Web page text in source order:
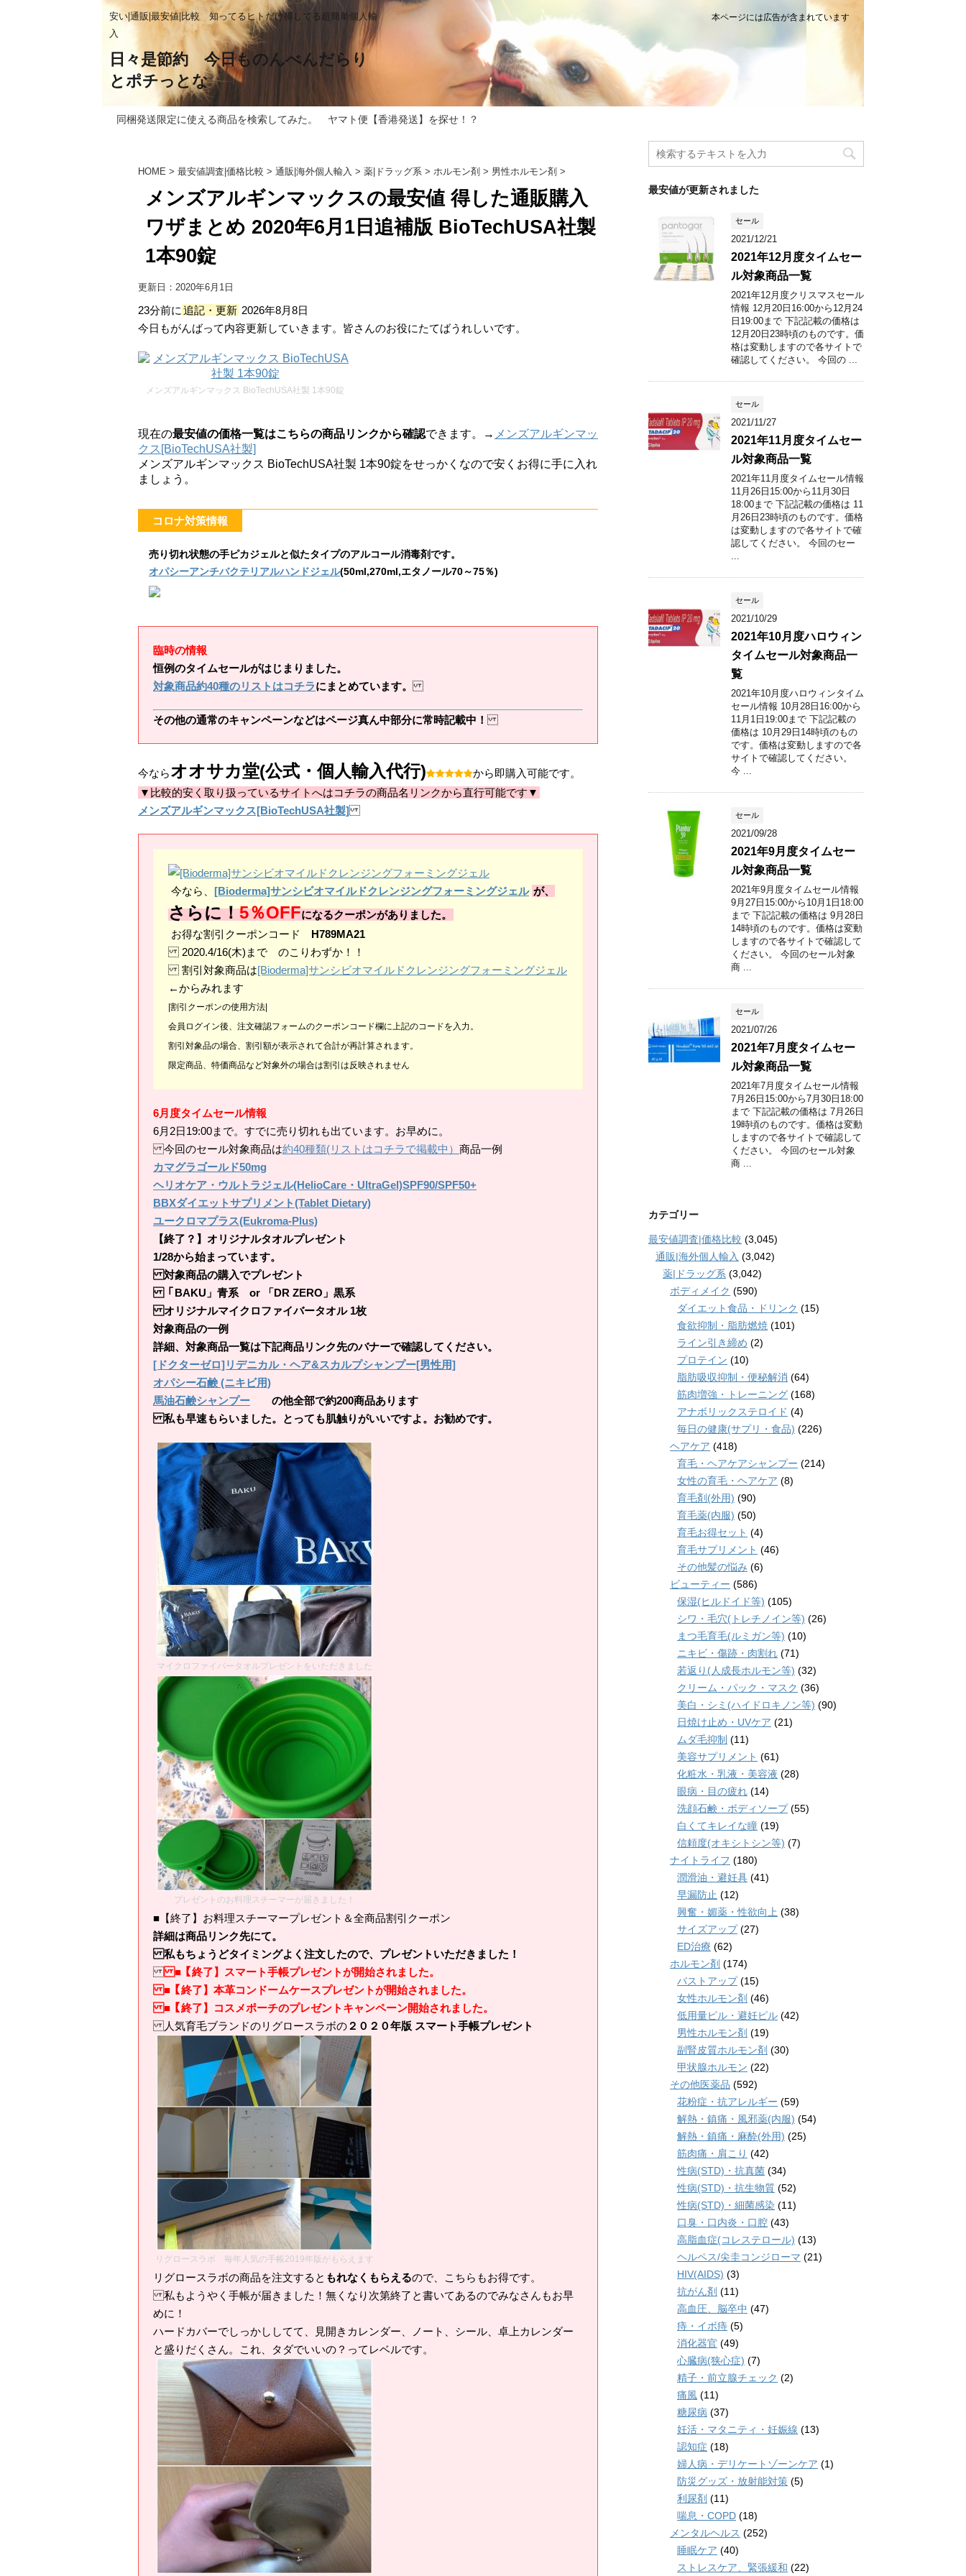
安い|通販|最安値|比較 知ってるヒトだけ得してる超簡単個人輸
入
日々是節約 今日ものんべんだらり
とポチっとな
本ページには広告が含まれています
同梱発送限定に使える商品を検索してみた。 ヤマト便【香港発送】を探せ！？
HOME > 最安値調査|価格比較 > 通販|海外個人輸入 > 薬|ドラッグ系 > ホルモン剤 > 男性ホルモン剤 >
メンズアルギンマックスの最安値 得した通販購入
ワザまとめ 2020年6月1日追補版 BioTechUSA社製
1本90錠
更新日： 2020年6月1日
23分前に 追記・更新 2026年8月8日
今日もがんばって内容更新していきます。皆さんのお役にたてばうれしいです。
メンズアルギンマックス BioTechUSA社製 1本90錠
現在の最安値の価格一覧はこちらの商品リンクから確認できます。→ メンズアルギンマッ
クス[BioTechUSA社製]
メンズアルギンマックス BioTechUSA社製 1本90錠をせっかくなので安くお得に手に入れ
ましょう。
コロナ対策情報
売り切れ状態の手ピカジェルと似たタイプのアルコール消毒剤です。
オパシーアンチバクテリアルハンドジェル(50ml,270ml,エタノール70～75％)
臨時の情報
恒例のタイムセールがはじまりました。
対象商品約40種のリストはコチラにまとめています。
その他の通常のキャンペーンなどはページ真ん中部分に常時記載中！
今ならオオサカ堂(公式・個人輸入代行)
から即購入可能です。
▼比較的安く取り扱っているサイトへはコチラの商品名リンクから直行可能です▼
メンズアルギンマックス[BioTechUSA社製]
今なら、 [Bioderma]サンシビオマイルドクレンジングフォーミングジェル が、
さらに！5％OFFになるクーポンがありました。
お得な割引クーポンコード H789MA21
2020.4/16(木)まで のこりわずか！！
割引対象商品は[Bioderma]サンシビオマイルドクレンジングフォーミングジェル
←からみれます
|割引クーポンの使用方法|
会員ログイン後、注文確認フォームのクーポンコード欄に上記のコードを入力。
割引対象品の場合、割引額が表示されて合計が再計算されます。
限定商品、特価商品など対象外の場合は割引は反映されません
6月度タイムセール情報
6月2日19:00まで。すでに売り切れも出ています。お早めに。
今回のセール対象商品は約40種類(リストはコチラで掲載中） 商品一例
カマグラゴールド50mg
ヘリオケア・ウルトラジェル(HelioCare・UltraGel)SPF90/SPF50+
BBXダイエットサプリメント(Tablet Dietary)
ユークロマプラス(Eukroma-Plus)
【終了？】オリジナルタオルプレゼント
1/28から始まっています。
対象商品の購入でプレゼント
「BAKU」青系 or 「DR ZERO」黒系
オリジナルマイクロファイバータオル 1枚
対象商品の一例
詳細、対象商品一覧は下記商品リンク先のバナーで確認してください。
[ドクターゼロ]リデニカル・ヘア&スカルプシャンプー[男性用]
オパシー石鹸 (ニキビ用)
馬油石鹸シャンプー の他全部で約200商品あります
私も早速もらいました。とっても肌触りがいいですよ。お勧めです。
マイクロファイバータオルプレゼントをいただきました
プレゼントのお料理スチーマーが届きました！
■【終了】お料理スチーマープレゼント＆全商品割引クーポン
詳細は商品リンク先にて。
私もちょうどタイミングよく注文したので、プレゼントいただきました！
■【終了】スマート手帳プレゼントが開始されました。
■【終了】本革コンドームケースプレゼントが開始されました。
■【終了】コスメポーチのプレゼントキャンペーン開始されました。
人気育毛ブランドのリグロースラボの ２０２０年版 スマート手帳プレゼント
リグロースラボ 毎年人気の手帳2019年版がもらえます
リグロースラボの商品を注文すると もれなくもらえるので、こちらもお得です。
私もようやく手帳が届きました！無くなり次第終了と書いてあるのでみなさんもお早
めに！
ハードカバーでしっかししてて、見開きカレンダー、ノート、シール、卓上カレンダー
と盛りだくさん。これ、タダでいいの？ってレベルです。
最安値が更新されました
セール
2021/12/21
2021年12月度タイムセー
ル対象商品一覧
2021年12月度クリスマスセール
情報 12月20日16:00から12月24
日19:00まで 下記記載の価格は
12月20日23時頃のものです。価
格は変動しますので各サイトで
確認してください。 今回の ...
セール
2021/11/27
2021年11月度タイムセー
ル対象商品一覧
2021年11月度タイムセール情報
11月26日15:00から11月30日
18:00まで 下記記載の価格は 11
月26日23時頃のものです。価格
は変動しますので各サイトで確
認してください。 今回のセー
...
セール
2021/10/29
2021年10月度ハロウィン
タイムセール対象商品一
覧
2021年10月度ハロウィンタイム
セール情報 10月28日16:00から
11月1日19:00まで 下記記載の
価格は 10月29日14時頃のもの
です。価格は変動しますので各
サイトで確認してください。
今 ...
セール
2021/09/28
2021年9月度タイムセー
ル対象商品一覧
2021年9月度タイムセール情報
9月27日15:00から10月1日18:00
まで 下記記載の価格は 9月28日
14時頃のものです。価格は変動
しますので各サイトで確認して
ください。 今回のセール対象
商 ...
セール
2021/07/26
2021年7月度タイムセー
ル対象商品一覧
2021年7月度タイムセール情報
7月26日15:00から7月30日18:00
まで 下記記載の価格は 7月26日
19時頃のものです。価格は変動
しますので各サイトで確認して
ください。 今回のセール対象
商 ...
カテゴリー
最安値調査|価格比較 (3,045)
通販|海外個人輸入 (3,042)
薬|ドラッグ系 (3,042)
ボディメイク (590)
ダイエット食品・ドリンク (15)
食欲抑制・脂肪燃焼 (101)
ライン引き締め (2)
プロテイン (10)
脂肪吸収抑制・便秘解消 (64)
筋肉増強・トレーニング (168)
アナボリックステロイド (4)
毎日の健康(サプリ・食品) (226)
ヘアケア (418)
育毛・ヘアケアシャンプー (214)
女性の育毛・ヘアケア (8)
育毛剤(外用) (90)
育毛薬(内服) (50)
育毛お得セット (4)
育毛サプリメント (46)
その他髪の悩み (6)
ビューティー (586)
保湿(ヒルドイド等) (105)
シワ・毛穴(トレチノイン等) (26)
まつ毛育毛(ルミガン等) (10)
ニキビ・傷跡・肉割れ (71)
若返り(人成長ホルモン等) (32)
クリーム・パック・マスク (36)
美白・シミ(ハイドロキノン等) (90)
日焼け止め・UVケア (21)
ムダ毛抑制 (11)
美容サプリメント (61)
化粧水・乳液・美容液 (28)
眼病・目の疲れ (14)
洗顔石鹸・ボディソープ(55)
白くてキレイな瞳 (19)
信頼度(オキシトシン等) (7)
ナイトライフ (180)
潤滑油・避妊具 (41)
早漏防止 (12)
興奮・媚薬・性欲向上 (38)
サイズアップ(27)
ED治療 (62)
ホルモン剤 (174)
バストアップ(15)
女性ホルモン剤 (46)
低用量ピル・避妊ピル (42)
男性ホルモン剤 (19)
副腎皮質ホルモン剤 (30)
甲状腺ホルモン (22)
その他医薬品 (592)
花粉症・抗アレルギー (59)
解熱・鎮痛・風邪薬(内服) (54)
解熱・鎮痛・麻酔(外用) (25)
筋肉痛・肩こり (42)
性病(STD)・抗真菌 (34)
性病(STD)・抗生物質 (52)
性病(STD)・細菌感染 (11)
口臭・口内炎・口腔 (43)
高脂血症(コレステロール) (13)
ヘルペス/尖圭コンジローマ (21)
HIV(AIDS) (3)
抗がん剤 (11)
高血圧、脳卒中 (47)
痔・イボ痔 (5)
消化器官 (49)
心臓病(狭心症) (7)
精子・前立腺チェック (2)
痛風 (11)
糖尿病 (37)
妊活・マタニティ・妊娠線 (13)
認知症 (18)
婦人病・デリケートゾーンケア (1)
防災グッズ・放射能対策 (5)
利尿剤 (11)
喘息・COPD (18)
メンタルヘルス (252)
睡眠ケア (40)
ストレスケア、緊張緩和 (22)